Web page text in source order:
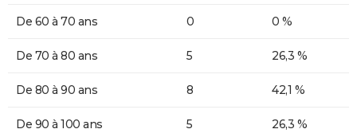
De 60 à 70 ans 0 0 %
De 70 à 80 ans 5 26,3 %
De 80 à 90 ans 8 42,1 %
De 90 à 100 ans 5 26,3 %